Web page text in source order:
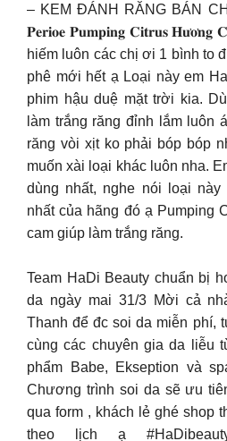
– KEM ĐÁNH RĂNG BÁN
𝐏𝐞𝐫𝐢𝐨𝐞 𝐏𝐮𝐦𝐩𝐢𝐧𝐠 𝐂𝐢𝐭𝐫𝐮𝐬
hiếm luôn các chị ơi 1 bình to
phê mới hết ạ Loại này em
phim hậu duệ mặt trời kia.
làm trắng răng đỉnh lắm luôn
răng vòi xịt ko phải bóp bóp
muốn xài loại khác luôn nha.
dùng nhất, nghe nói loại
nhất của hãng đó ạ Pumping
cam giúp làm trắng răng.
Team HaDi Beauty chuẩn bị
da ngày mai 31/3 Mời cả
Thanh để đc soi da miễn phí,
cùng các chuyên gia da liễu
phẩm Babe, Ekseption và
Chương trình soi da sẽ ưu
qua form , khách lẻ ghé shop
theo lịch ạ